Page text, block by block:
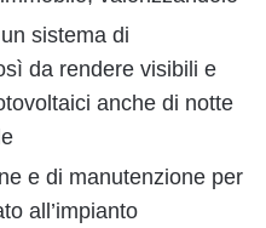
sistema di
da rendere visibili e
anche di notte
e di manutenzione per
all’impianto